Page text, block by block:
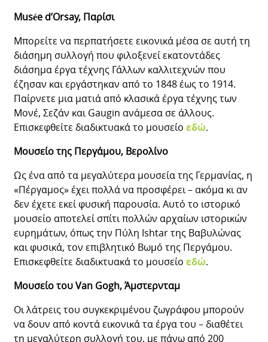
Musée d’Orsay, Παρίσι
Μπορείτε να περπατήσετε εικονικά μέσα σε αυτή τη
διάσημη συλλογή που φιλοξενεί εκατοντάδες
διάσημα έργα τέχνης Γάλλων καλλιτεχνών που
έζησαν και εργάστηκαν από το 1848 έως το 1914.
Παίρνετε μια ματιά από κλασικά έργα τέχνης των
Μονέ, Σεζάν και Gaugin ανάμεσα σε άλλους.
Επισκεφθείτε διαδικτυακά το μουσείοεδώ.
Μουσείο της Περγάμου, Βερολίνο
Ως ένα από τα μεγαλύτερα μουσεία της Γερμανίας, η
«Πέργαμος» έχει πολλά να προσφέρει – ακόμα κι αν
δεν έχετε εκεί φυσική παρουσία. Αυτό το ιστορικό
μουσείο αποτελεί σπίτι πολλών αρχαίων ιστορικών
ευρημάτων, όπως την Πύλη Ishtar της Βαβυλώνας
και φυσικά, τον επιβλητικό Βωμό της Περγάμου.
Επισκεφθείτε διαδικτυακά το μουσείοεδώ.
Μουσείο του Van Gogh, Άμστερνταμ
Οι λάτρεις του συγκεκριμένου ζωγράφου μπορούν
να δουν από κοντά εικονικά τα έργα του – διαθέτει
τη μεγαλύτερη συλλογή του, με πάνω από 200